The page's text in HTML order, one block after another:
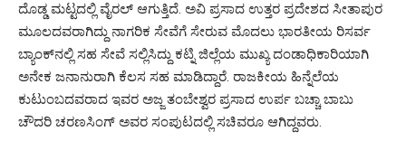
ದೊಡ್ಡ ಮಟ್ಟದಲ್ಲಿ ವೈರಲ್ ಆಗುತ್ತಿದೆ. ಅವಿ ಪ್ರಸಾದ ಉತ್ತರ ಪ್ರದೇಶದ ಸೀತಾಪುರ
ಮೂಲದವರಾಗಿದ್ದು ನಾಗರಿಕ ಸೇವೆಗೆ ಸೇರುವ ಮೊದಲು ಭಾರತೀಯ ರಿಸರ್ವ
ಬ್ಯಾಂಕ್‌ನಲ್ಲಿ ಸಹ ಸೇವೆ ಸಲ್ಲಿಸಿದ್ದು ಕಟ್ನಿ ಜಿಲ್ಲೆಯ ಮುಖ್ಯ ದಂಡಾಧಿಕಾರಿಯಾಗಿ
ಅನೇಕ ಜನಾನುರಾಗಿ ಕೆಲಸ ಸಹ ಮಾಡಿದ್ದಾರೆ. ರಾಜಕೀಯ ಹಿನ್ನೆಲೆಯ
ಕುಟುಂಬದವರಾದ ಇವರ ಅಜ್ಜ ತಂಬೇಶ್ವರ ಪ್ರಸಾದ ಉರ್ಪ ಬಚ್ಚಾ ಬಾಬು
ಚೌದರಿ ಚರಣಸಿಂಗ್ ಅವರ ಸಂಪುಟದಲ್ಲಿ ಸಚಿವರೂ ಆಗಿದ್ದವರು.